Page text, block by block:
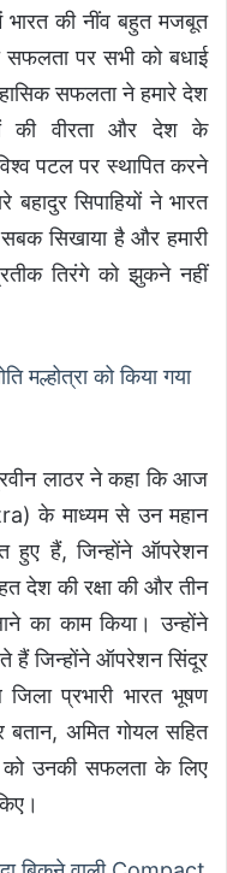
भारत की नींव बहुत मजबूत
पर सभी को बधाई
सफलता ने हमारे देश
की वीरता और देश के
पटल पर स्थापित करने
बहादुर सिपाहियों ने भारत
सिखाया है और हमारी
तिरंगे को झुकने नहीं
को किया गया
लाठर ने कहा कि आज
के माध्यम से उन महान
हुए हैं, जिन्होंने ऑपरेशन
की रक्षा की और तीन
का काम किया। उन्होंने
हैं जिन्होंने ऑपरेशन सिंदूर
जिला प्रभारी भारत भूषण
बतान, अमित गोयल सहित
को उनकी सफलता के लिए